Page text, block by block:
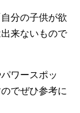
分の子供が欲
来ないもので
ワースポッ
でぜひ参考に